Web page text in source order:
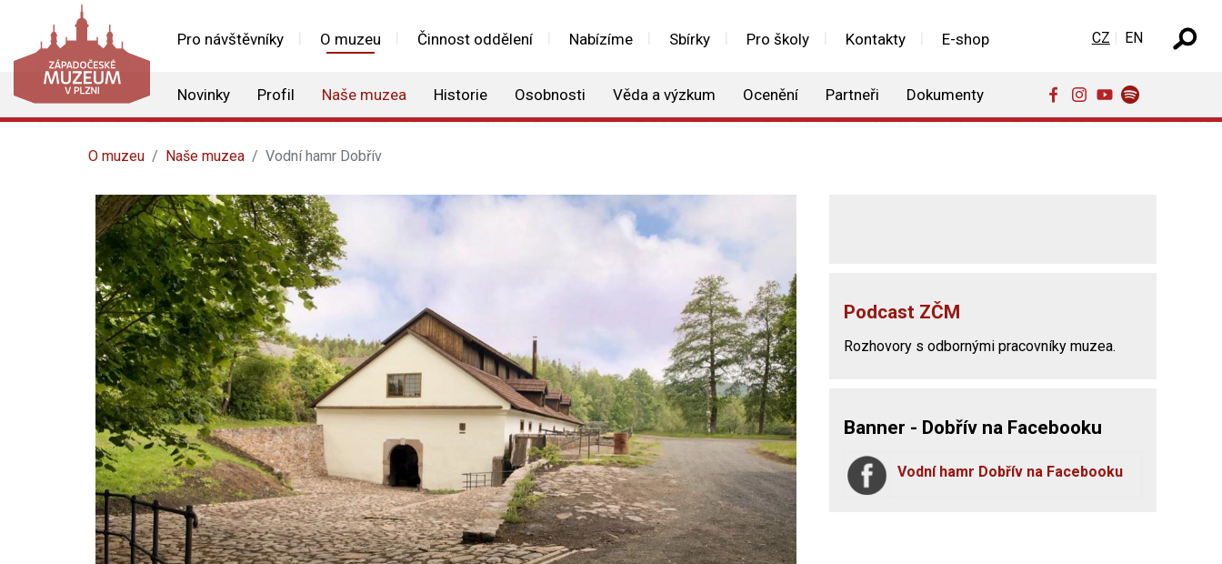
Pro návštěvníky O muzeu Činnost oddělení Nabízíme Sbírky Pro školy Kontakty E-shop
Novinky Profil Naše muzea Historie Osobnosti Věda a výzkum Ocenění Partneři Dokumenty
Zvolte jazyk
CZ EN
O muzeu Naše muzea Vodní hamr Dobřív
Podcast ZČM
Rozhovory s odbornými pracovníky muzea.
Banner - Dobřív na Facebooku
Vodní hamr Dobřív na Facebooku